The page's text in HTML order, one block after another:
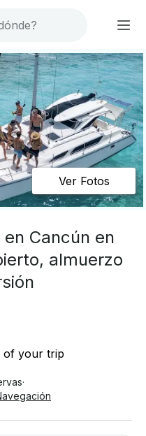
Ver Fotos
Cancún en
almuerzo
of your trip
·